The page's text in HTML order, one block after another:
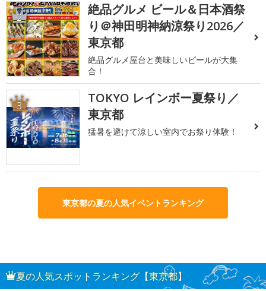
2
絶品グルメ ビール＆日本酒祭
り＠神田明神納涼祭り2026／
東京都
絶品グルメ屋台と美味しいビールが大集
合！
3
TOKYO レインボー夏祭り／
東京都
猛暑を避けて涼しい室内でお祭り体験！
東京都の夏の人気イベントランキング
夏の人気スポットランキング【東京都】